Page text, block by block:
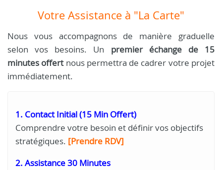
Votre Assistance à "La Carte"
Nous vous accompagnons de manière graduelle
selon vos besoins. Un premier échange de 15
minutes offertnous permettra de cadrer votre projet
immédiatement.
1. Contact Initial (15 Min Offert)
Comprendre votre besoin et définir vos objectifs
stratégiques. [Prendre RDV]
2. Assistance 30 Minutes